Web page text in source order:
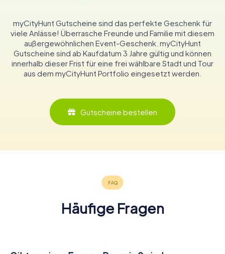
myCityHunt Gutscheine sind das perfekte Geschenk für
viele Anlässe! Überrasche Freunde und Familie mit diesem
außergewöhnlichen Event-Geschenk. myCityHunt
Gutscheine sind ab Kaufdatum 3 Jahre gültig und können
innerhalb dieser Frist für eine frei wählbare Stadt und Tour
aus dem myCityHunt Portfolio eingesetzt werden.
Gutscheine bestellen
Häufige Fragen